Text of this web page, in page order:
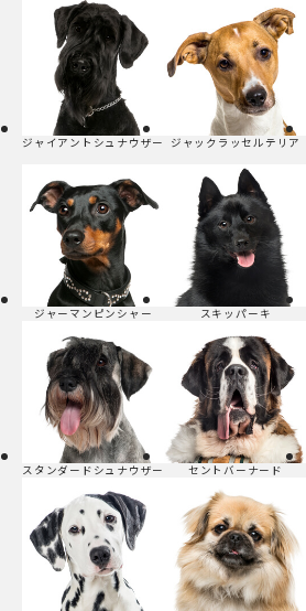
ジャイアントシュナウザー ジャックラッセルテリア
ジャーマンピンシャー スキッパーキ
スタンダードシュナウザー セントバーナード